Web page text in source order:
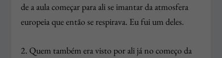
de a aula começar para ali se imantar da atmosfera
europeia que então se respirava. Eu fui um deles.
2. Quem também era visto por ali já no começo da